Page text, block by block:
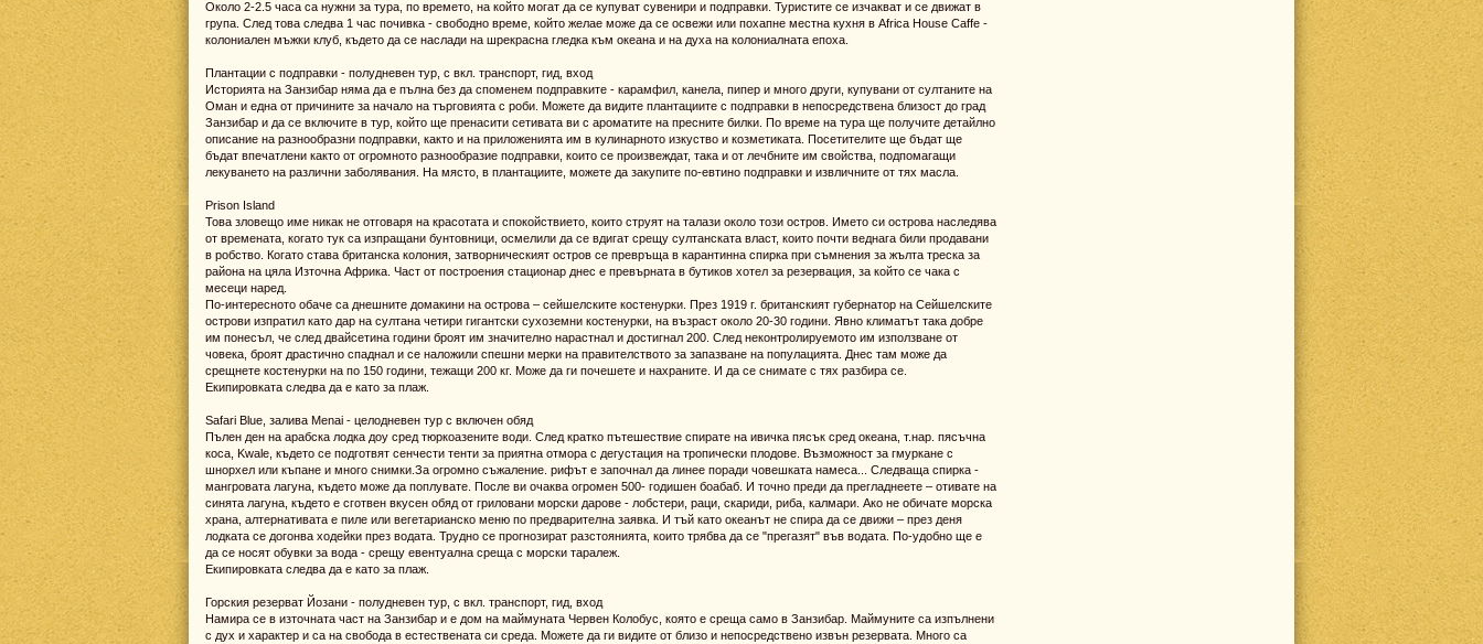
Около 2-2.5 часа са нужни за тура, по времето, на който могат да се купуват сувенири и подправки. Туристите се изчакват и се движат в
група. След това следва 1 час почивка - свободно време, който желае може да се освежи или похапне местна кухня в Africa House Caffe -
колониален мъжки клуб, където да се наслади на шрекрасна гледка към океана и на духа на колониалната епоха.
Плантации с подправки - полудневен тур, с вкл. транспорт, гид, вход
Историята на Занзибар няма да е пълна без да споменем подправките - карамфил, канела, пипер и много други, купувани от султаните на
Оман и една от причините за начало на търговията с роби. Можете да видите плантациите с подправки в непосредствена близост до град
Занзибар и да се включите в тур, който ще пренасити сетивата ви с ароматите на пресните билки. По време на тура ще получите детайлно
описание на разнообразни подправки, както и на приложенията им в кулинарното изкуство и козметиката. Посетителите ще бъдат ще
бъдат впечатлени както от огромното разнообразие подправки, които се произвеждат, така и от лечбните им свойства, подпомагащи
лекуването на различни заболявания. На място, в плантациите, можете да закупите по-евтино подправки и извличните от тях масла.
Prison Island
Това зловещо име никак не отговаря на красотата и спокойствието, които струят на талази около този остров. Името си острова наследява
от времената, когато тук са изпращани бунтовници, осмелили да се вдигат срещу султанската власт, които почти веднага били продавани
в робство. Когато става британска колония, затворническият остров се превръща в карантинна спирка при съмнения за жълта треска за
района на цяла Източна Африка. Част от построения стационар днес е превърната в бутиков хотел за резервация, за който се чака с
месеци наред.
По-интересното обаче са днешните домакини на острова – сейшелските костенурки. През 1919 г. британският губернатор на Сейшелските
острови изпратил като дар на султана четири гигантски сухоземни костенурки, на възраст около 20-30 години. Явно климатът така добре
им понесъл, че след двайсетина години броят им значително нарастнал и достигнал 200. След неконтролируемото им използване от
човека, броят драстично спаднал и се наложили спешни мерки на правителството за запазване на популацията. Днес там може да
срещнете костенурки на по 150 години, тежащи 200 кг. Може да ги почешете и нахраните. И да се снимате с тях разбира се.
Екипировката следва да е като за плаж.
Safari Blue, залива Menai - целодневен тур с включен обяд
Пълен ден на арабска лодка доу сред тюркоазените води. След кратко пътешествие спирате на ивичка пясък сред океана, т.нар. пясъчна
коса, Kwale, където се подготвят сенчести тенти за приятна отмора с дегустация на тропически плодове. Възможност за гмуркане с
шнорхел или къпане и много снимки.За огромно съжаление. рифът е започнал да линее поради човешката намеса... Следваща спирка -
мангровата лагуна, където може да поплувате. После ви очаква огромен 500- годишен боабаб. И точно преди да прегладнеете – отивате на
синята лагуна, където е сготвен вкусен обяд от гриловани морски дарове - лобстери, раци, скариди, риба, калмари. Ако не обичате морска
храна, алтернативата е пиле или вегетарианско меню по предварителна заявка. И тъй като океанът не спира да се движи – през деня
лодката се догонва ходейки през водата. Трудно се прогнозират разстоянията, които трябва да се "прегазят" във водата. По-удобно ще е
да се носят обувки за вода - срещу евентуална среща с морски таралеж.
Екипировката следва да е като за плаж.
Горския резерват Йозани - полудневен тур, с вкл. транспорт, гид, вход
Намира се в източната част на Занзибар и е дом на маймуната Червен Колобус, която е среща само в Занзибар. Маймуните са изпълнени
с дух и характер и са на свобода в естествената си среда. Можете да ги видите от близо и непосредствено извън резервата. Много са